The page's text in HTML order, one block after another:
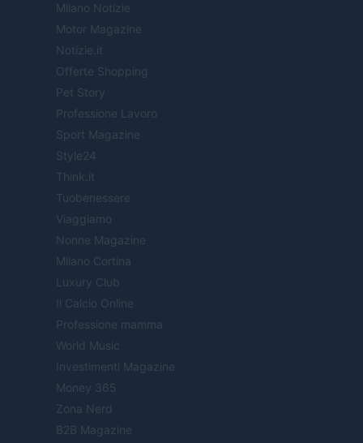
Milano Notizie
Motor Magazine
Notizie.it
Offerte Shopping
Pet Story
Professione Lavoro
Sport Magazine
Style24
Think.it
Tuobenessere
Viaggiamo
Nonne Magazine
Milano Cortina
Luxury Club
Il Calcio Online
Professione mamma
World Music
Investimenti Magazine
Money 365
Zona Nerd
B2B Magazine